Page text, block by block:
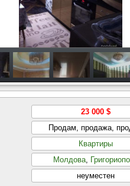
23 000 $
Продам, продажа,
Квартиры
Молдова,
неуместен